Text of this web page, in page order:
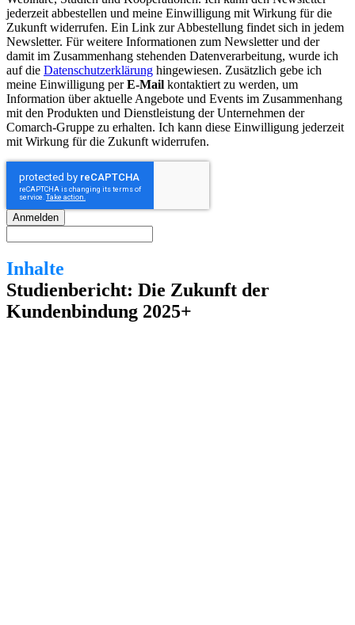
jederzeit abbestellen und meine Einwilligung mit Wirkung für die
Zukunft widerrufen. Ein Link zur Abbestellung findet sich in jedem
Newsletter. Für weitere Informationen zum Newsletter und der
damit im Zusammenhang stehenden Datenverarbeitung, wurde ich
auf die Datenschutzerklärung hingewiesen. Zusätzlich gebe ich
meine Einwilligung perE-Mail kontaktiert zu werden, um
Information über aktuelle Angebote und Events im Zusammenhang
mit den Produkten und Dienstleistung der Unternehmen der
Comarch-Gruppe zu erhalten. Ich kann diese Einwilligung jederzeit
mit Wirkung für die Zukunft widerrufen.
Anmelden
Inhalte
Studienbericht: Die Zukunft der
Kundenbindung 2025+